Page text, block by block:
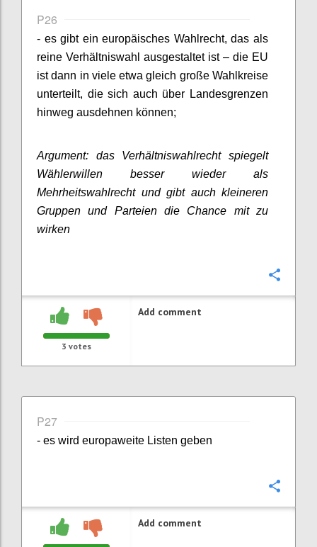
P26
- es gibt ein europäisches Wahlrecht, das als
reine Verhältniswahl ausgestaltet ist – die EU
ist dann in viele etwa gleich große Wahlkreise
unterteilt, die sich auch über Landesgrenzen
hinweg ausdehnen können;
Argument: das Verhältniswahlrecht spiegelt
Wählerwillen besser wieder als
Mehrheitswahlrecht und gibt auch kleineren
Gruppen und Parteien die Chance mit zu
wirken
3 votes
Add comment
P27
- es wird europaweite Listen geben
Add comment